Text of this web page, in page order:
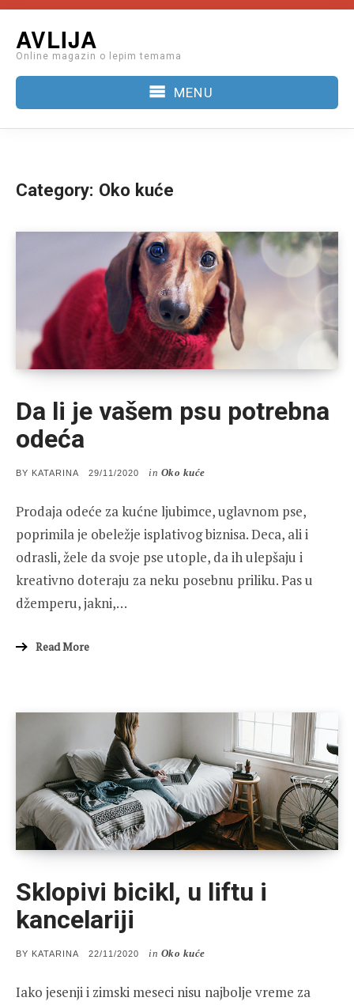
content
AVLIJA
Online magazin o lepim temama
MENU
Category: Oko kuće
Da li je vašem psu potrebna
odeća
BY KATARINA
POSTED
29/11/2020 in Oko kuće
Prodaja odeće za kućne ljubimce, uglavnom pse,
poprimila je obeležje isplativog biznisa. Deca, ali i
odrasli, žele da svoje pse utople, da ih ulepšaju i
kreativno doteraju za neku posebnu priliku. Pas u
džemperu, jakni,…
Read More
Sklopivi bicikl, u liftu i
kancelariji
BY KATARINA
POSTED
22/11/2020 in Oko kuće
Iako jesenji i zimski meseci nisu najbolje vreme za